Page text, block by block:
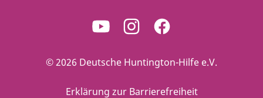
© 2026 Deutsche Huntington-Hilfe e.V.
Erklärung zur Barrierefreiheit